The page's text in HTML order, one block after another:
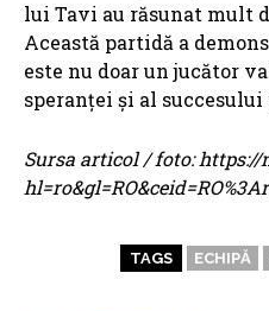
lui Tavi au răsunat mult
Această partidă a
este nu doar un jucător
speranței și al succesului
Sursa articol / foto: https://
TAGS ECHIPĂ